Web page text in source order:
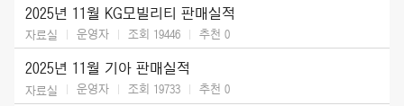
2025년 11월 KG모빌리티 판매실적
자료실 운영자 조회 19446 추천 0
2025년 11월 기아 판매실적
자료실 운영자 조회 19733 추천 0